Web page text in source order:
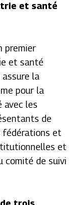
et santé
premier
et santé
assure la
pour la
avec les
de
fédérations et
et
comité de suivi